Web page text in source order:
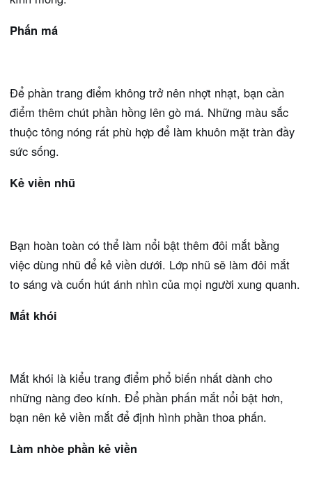
Phấn má
Để phần trang điểm không trở nên nhợt nhạt, bạn cần
điểm thêm chút phần hồng lên gò má. Những màu sắc
thuộc tông nóng rất phù hợp để làm khuôn mặt tràn đầy
sức sống.
Kẻ viền nhũ
Bạn hoàn toàn có thể làm nổi bật thêm đôi mắt bằng
việc dùng nhũ để kẻ viền dưới. Lớp nhũ sẽ làm đôi mắt
to sáng và cuốn hút ánh nhìn của mọi người xung quanh.
Mắt khói
Mắt khói là kiểu trang điểm phổ biến nhất dành cho
những nàng đeo kính. Để phần phấn mắt nổi bật hơn,
bạn nên kẻ viền mắt để định hình phần thoa phấn.
Làm nhòe phần kẻ viền